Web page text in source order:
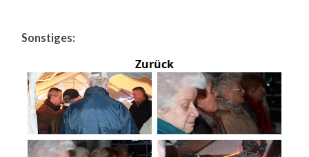
Sonstiges:
Zurück